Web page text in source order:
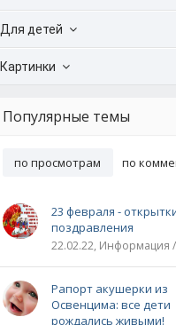
Для детей
Картинки
Популярные темы
по просмотрам по
23 февраля -
поздравления
Рапорт акушерки из
Освенцима: все дети
рождались живыми!